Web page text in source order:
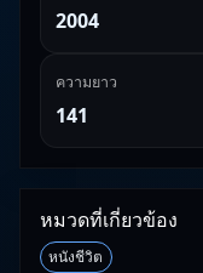
2004
ความยาว
141
หมวดที่เกี่ยวข้อง
หนังชีวิต